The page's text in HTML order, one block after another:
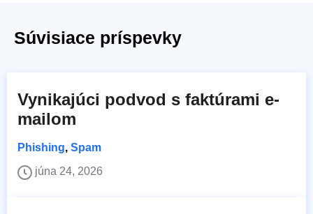
Súvisiace príspevky
Vynikajúci podvod s faktúrami e-
mailom
Phishing, Spam
júna 24, 2026